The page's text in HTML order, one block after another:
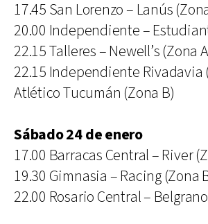
17.45 San Lorenzo – Lanús
20.00 Independiente –
22.15 Talleres – Newell’s (Zona
22.15 Independiente Rivadavia
Atlético Tucumán (Zona B)
Sábado 24 de enero
17.00 Barracas Central – River
19.30 Gimnasia – Racing (Zona
22.00 Rosario Central –